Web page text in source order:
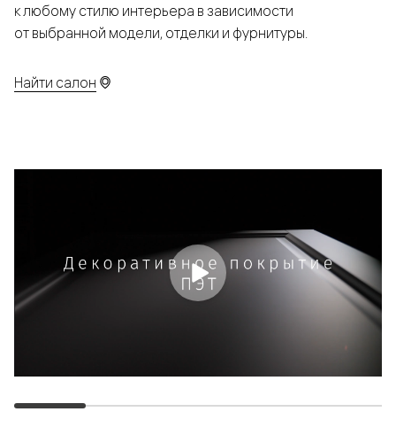
к любому стилю интерьера в зависимости
от выбранной модели, отделки и фурнитуры.
Найти салон